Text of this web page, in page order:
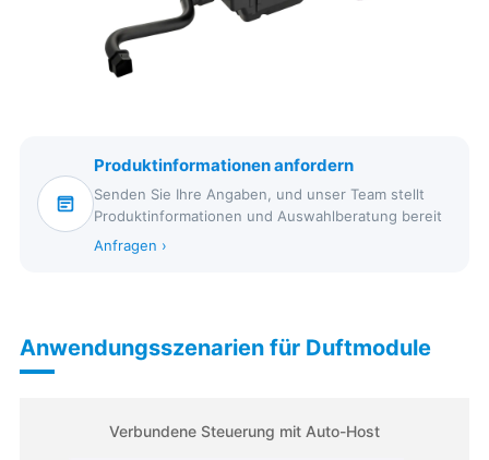
Produktinformationen anfordern
Senden Sie Ihre Angaben, und unser Team stellt
Produktinformationen und Auswahlberatung bereit
Anfragen ›
Anwendungsszenarien für Duftmodule
Verbundene Steuerung mit Auto-Host